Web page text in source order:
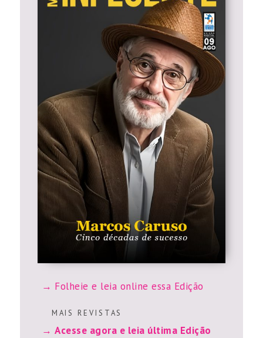
Folheie e leia online essa Edição
M A I S R E V I S T A S
Acesse agora e leia última Edição